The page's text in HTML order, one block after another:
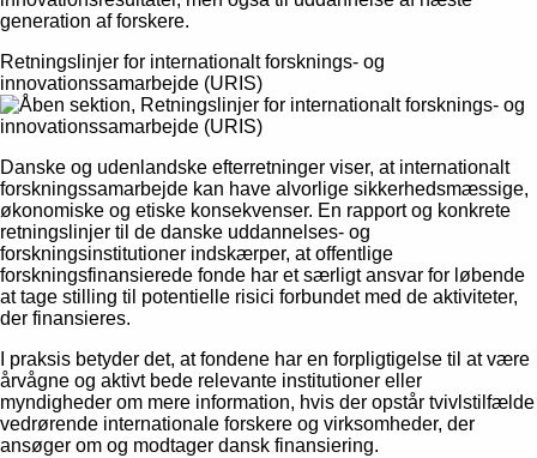
generation af forskere.
Retningslinjer for internationalt forsknings- og
innovationssamarbejde (URIS)
Danske og udenlandske efterretninger viser, at internationalt
forskningssamarbejde kan have alvorlige sikkerhedsmæssige,
økonomiske og etiske konsekvenser. En rapport og konkrete
retningslinjer til de danske uddannelses- og
forskningsinstitutioner indskærper, at offentlige
forskningsfinansierede fonde har et særligt ansvar for løbende
at tage stilling til potentielle risici forbundet med de aktiviteter,
der finansieres.
I praksis betyder det, at fondene har en forpligtigelse til at være
årvågne og aktivt bede relevante institutioner eller
myndigheder om mere information, hvis der opstår tvivlstilfælde
vedrørende internationale forskere og virksomheder, der
ansøger om og modtager dansk finansiering.